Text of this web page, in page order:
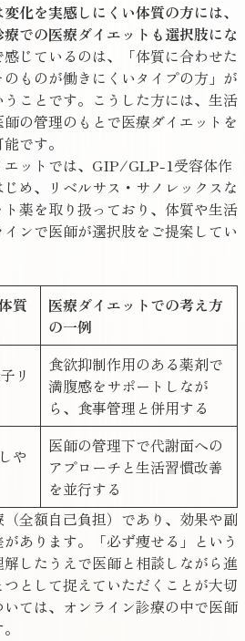
化を実感しにくい体質の方には、
での医療ダイエットも選択肢にな
じているのは、「体質に合わせた
ものが働きにくいタイプの方」が
ことです。こうした方には、生活
の管理のもとで医療ダイエットを
です。
エットでは、GIP/GLP-1受容体作
め、リベルサス・サノレックスな
薬を取り扱っており、体質や生活
ンで医師が選択肢をご提案してい
質
医療ダイエットでの考え方
の一例
リ
食欲抑制作用のある薬剤で
満腹感をサポートしなが
ら、食事管理と併用する
や
医師の管理下で代謝面への
アプローチと生活習慣改善
を並行する
全額自己負担）であり、効果や副
あります。「必ず痩せる」という
したうえで医師と相談しながら進
として捉えていただくことが大切
ては、オンライン診療の中で医師